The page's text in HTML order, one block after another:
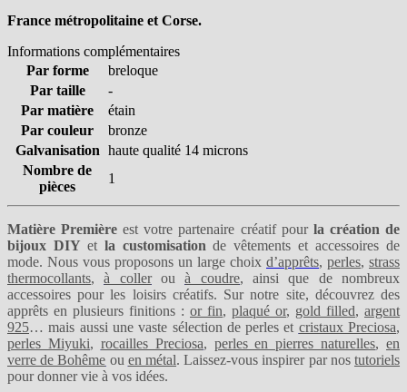
France métropolitaine et Corse.
Informations complémentaires
Par forme
breloque
Par taille
-
Par matière
étain
Par couleur
bronze
Galvanisation haute qualité 14 microns
Nombre de
pièces
1
Matière Première est votre partenaire créatif pourla création de
bijoux DIY etla customisation de vêtements et accessoires de
mode. Nous vous proposons un large choix d’apprêts, perles, strass
thermocollants,à collerouà coudre, ainsi que de nombreux
accessoires pour les loisirs créatifs. Sur notre site, découvrez des
apprêts en plusieurs finitions : or fin, plaqué or, gold filled, argent
925… mais aussi une vaste sélection de perles et cristaux Preciosa,
perles Miyuki, rocailles Preciosa, perles en pierres naturelles, en
verre de Bohême ou en métal. Laissez-vous inspirer par nostutoriels
pour donner vie à vos idées.